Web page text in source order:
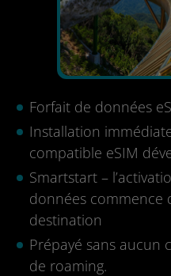
Forfait de données
Installation
compatible eSIM
Smartstart –
données commence
destination
Prépayé sans aucun
de roaming.